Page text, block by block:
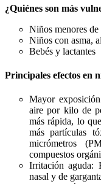
¿Quiénes son más
Niños menores de
Niños con asma,
Bebés y lactantes
Principales efectos en
Mayor
aire por kilo de
más rápida, lo
más partículas
micrómetros
compuestos
Irritación aguda:
nasal y de